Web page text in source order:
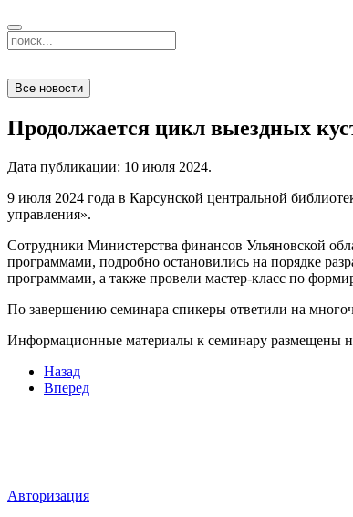
Все новости
Продолжается цикл выездных
Дата публикации: 10 июля 2024.
9 июля 2024 года в Карсунской центральной
управления».
Сотрудники Министерства финансов Ульяновской
программами, подробно остановились на порядке
программами, а также провели мастер-класс по
По завершению семинара спикеры ответили на
Информационные материалы к семинару размещены
Назад
Вперед
Авторизация